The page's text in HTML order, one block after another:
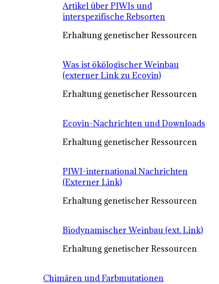
Artikel über PIWIs und
interspezifische Rebsorten
Erhaltung genetischer Ressourcen
Was ist ökölogischer Weinbau
(externer Link zu Ecovin)
Erhaltung genetischer Ressourcen
Ecovin-Nachrichten und Downloads
Erhaltung genetischer Ressourcen
PIWI-international Nachrichten
(Externer Link)
Erhaltung genetischer Ressourcen
Biodynamischer Weinbau (ext. Link)
Erhaltung genetischer Ressourcen
Chimären und Farbmutationen